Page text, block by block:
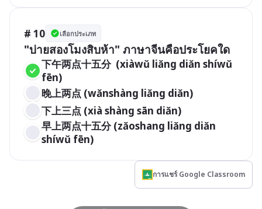
# 10 เลือกประเภท
"บ่ายสองโมงสิบห้า" ภาษาจีนคือประโยคใด
下午两点十五分  (xiàwǔ liǎng diǎn shíwǔ
fēn)
晚上两点 (wǎnshàng liǎng diǎn)
下上三点 (xià shàng sān diǎn)
早上两点十五分 (zǎoshang liǎng diǎn
shíwǔ fēn)
การแชร์ Google Classroom